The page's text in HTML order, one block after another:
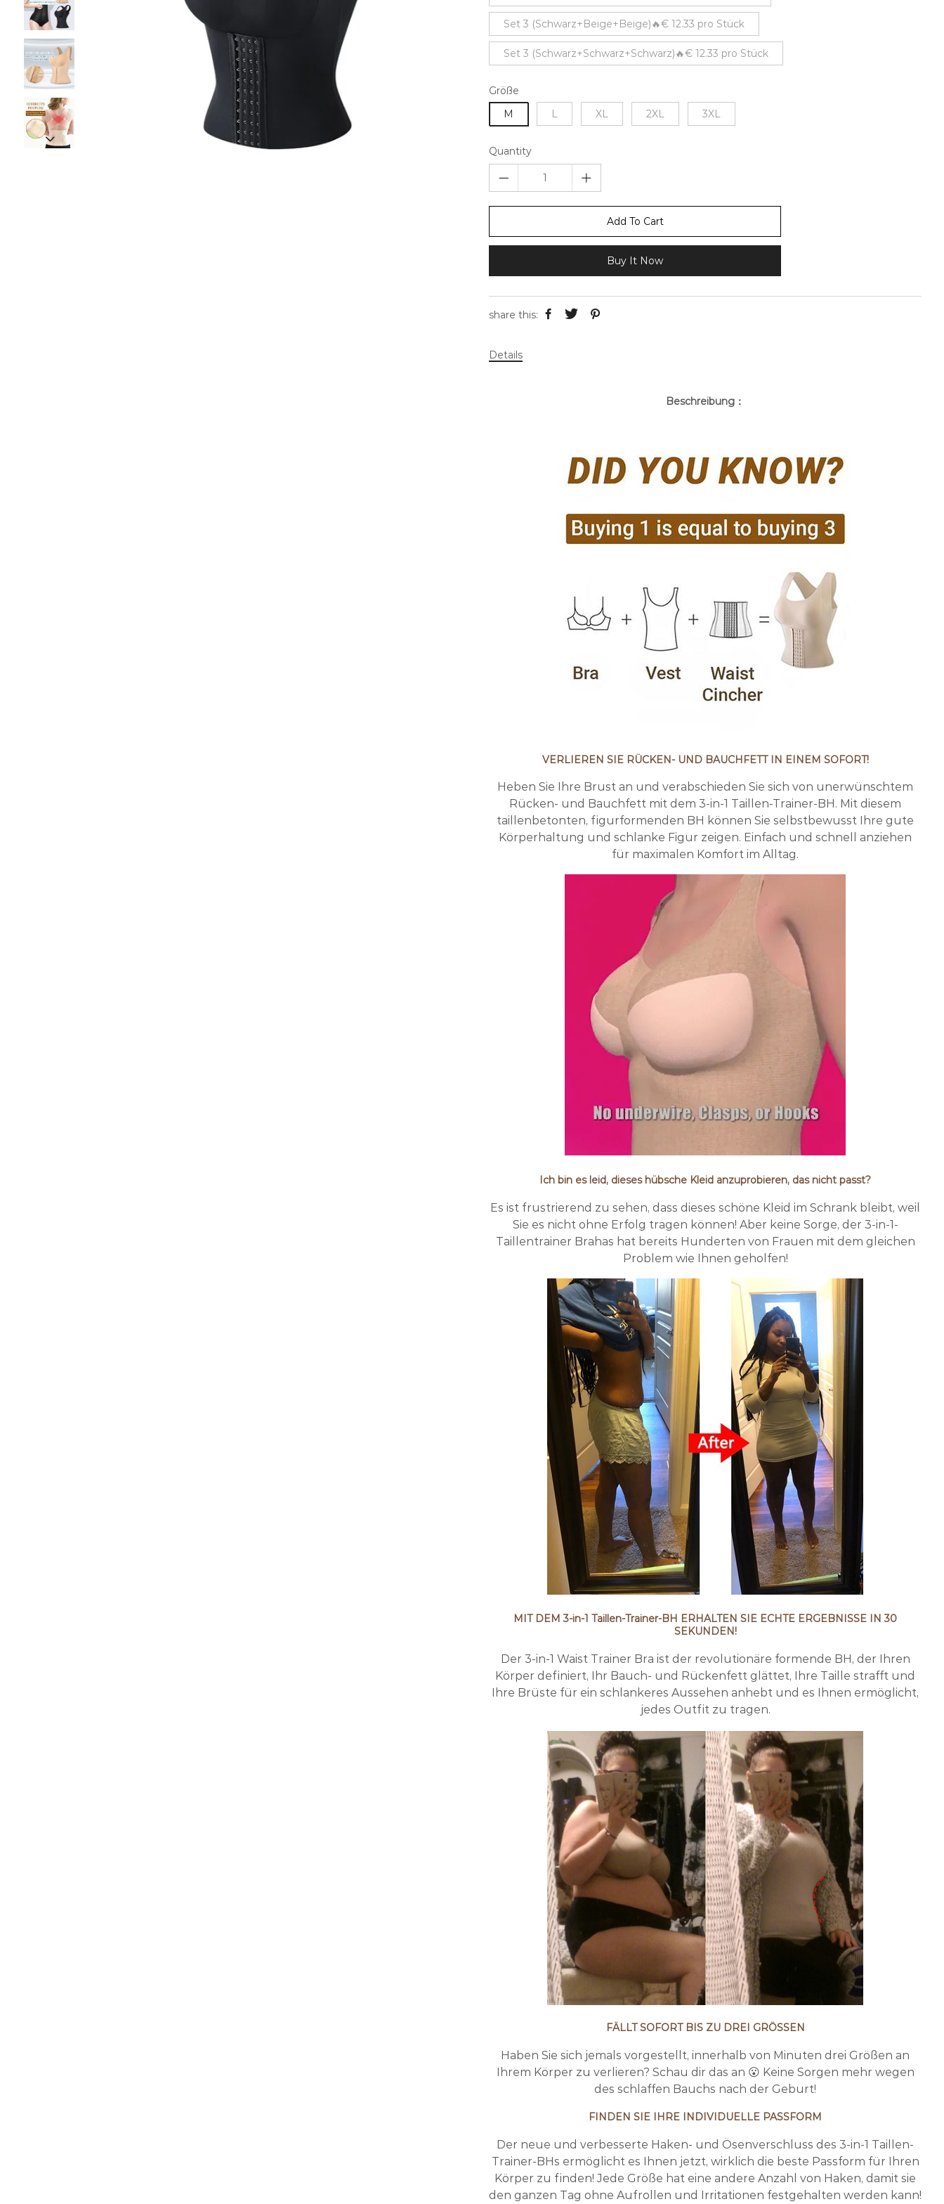
Set 3 (Schwarz+Beige+Beige)🔥€ 12.33 pro Stück
Set 3 (Schwarz+Schwarz+Schwarz)🔥€ 12.33 pro Stück
Größe
M
L XL 2XL 3XL
Quantity
Add To Cart
Buy It Now
share this:
Details
Beschreibung：
VERLIEREN SIE RÜCKEN- UND BAUCHFETT IN EINEM SOFORT!
Heben Sie Ihre Brust an und verabschieden Sie sich von unerwünschtem
Rücken- und Bauchfett mit dem 3-in-1 Taillen-Trainer-BH. Mit diesem
taillenbetonten, figurformenden BH können Sie selbstbewusst Ihre gute
Körperhaltung und schlanke Figur zeigen. Einfach und schnell anziehen
für maximalen Komfort im Alltag.
Ich bin es leid, dieses hübsche Kleid anzuprobieren, das nicht passt?
Es ist frustrierend zu sehen, dass dieses schöne Kleid im Schrank bleibt, weil
Sie es nicht ohne Erfolg tragen können! Aber keine Sorge, der 3-in-1-
Taillentrainer Brahas hat bereits Hunderten von Frauen mit dem gleichen
Problem wie Ihnen geholfen!
MIT DEM 3-in-1 Taillen-Trainer-BH ERHALTEN SIE ECHTE ERGEBNISSE IN 30
SEKUNDEN!
Der 3-in-1 Waist Trainer Bra ist der revolutionäre formende BH, der Ihren
Körper definiert, Ihr Bauch- und Rückenfett glättet, Ihre Taille strafft und
Ihre Brüste für ein schlankeres Aussehen anhebt und es Ihnen ermöglicht,
jedes Outfit zu tragen.
FÄLLT SOFORT BIS ZU DREI GRÖSSEN
Haben Sie sich jemals vorgestellt, innerhalb von Minuten drei Größen an
Ihrem Körper zu verlieren? Schau dir das an 😮 Keine Sorgen mehr wegen
des schlaffen Bauchs nach der Geburt!
FINDEN SIE IHRE INDIVIDUELLE PASSFORM
Der neue und verbesserte Haken- und Ösenverschluss des 3-in-1 Taillen-
Trainer-BHs ermöglicht es Ihnen jetzt, wirklich die beste Passform für Ihren
Körper zu finden! Jede Größe hat eine andere Anzahl von Haken, damit sie
den ganzen Tag ohne Aufrollen und Irritationen festgehalten werden kann!